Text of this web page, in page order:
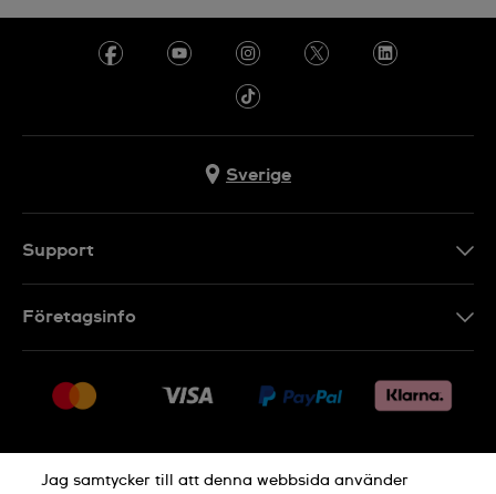
Sverige
Support
Returer
Försäljningsvillkor
Företagsinfo
Jobs
Jag samtycker till att denna webbsida använder